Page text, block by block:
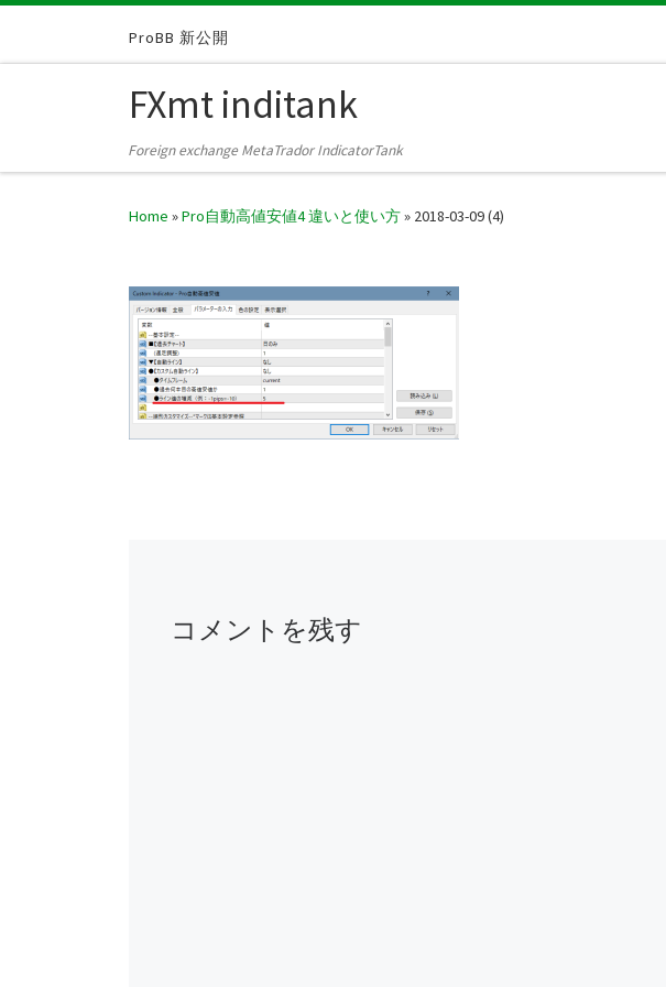
Skip to contentProBB 新公開
FXmt inditank
Foreign exchange MetaTrador IndicatorTank
Home »Pro自動高値安値4 違いと使い方» 2018-03-09 (4)
コメントを残す